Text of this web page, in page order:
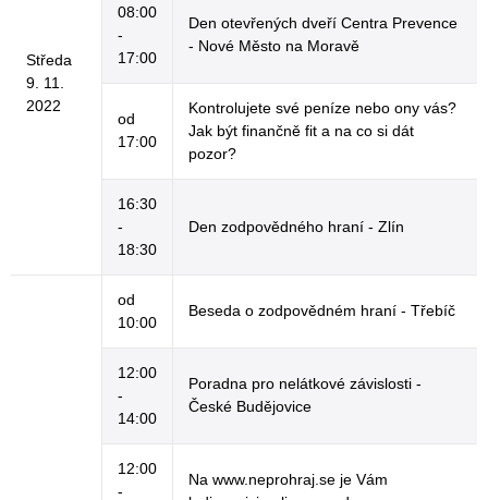
Středa
9. 11.
2022
08:00
-
17:00
Den otevřených dveří Centra Prevence
- Nové Město na Moravě
od
17:00
Kontrolujete své peníze nebo ony vás?
Jak být finančně fit a na co si dát
pozor?
16:30
-
18:30
Den zodpovědného hraní - Zlín
od
10:00
Beseda o zodpovědném hraní - Třebíč
12:00
-
14:00
Poradna pro nelátkové závislosti -
České Budějovice
12:00
-
Na www.neprohraj.se je Vám